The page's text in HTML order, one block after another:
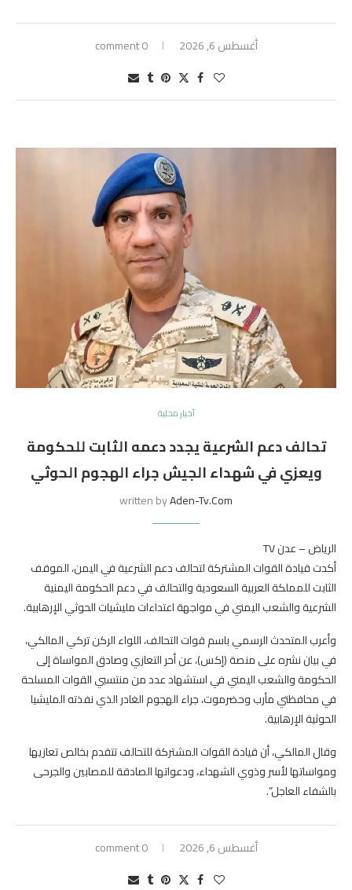
أغسطس 6, 2026 0 comment
أخبار محلية
تحالف دعم الشرعية يجدد دعمه الثابت للحكومة
ويعزي في شهداء الجيش جراء الهجوم الحوثي
written byAden-Tv.com
الرياض – عدن TV
أكدت قيادة القوات المشتركة لتحالف دعم الشرعية في اليمن، الموقف
الثابت للمملكة العربية السعودية والتحالف في دعم الحكومة اليمنية
الشرعية والشعب اليمني في مواجهة اعتداءات مليشيات الحوثي الإرهابية.
وأعرب المتحدث الرسمي باسم قوات التحالف، اللواء الركن تركي المالكي،
في بيان نشره على منصة (إكس)، عن أحر التعازي وصادق المواساة إلى
الحكومة والشعب اليمني في استشهاد عدد من منتسبي القوات المسلحة
في محافظتي مأرب وحضرموت، جراء الهجوم الغادر الذي نفذته المليشيا
الحوثية الإرهابية.
وقال المالكي، أن قيادة القوات المشتركة للتحالف تتقدم بخالص تعازيها
ومواساتها لأسر وذوي الشهداء، ودعواتها الصادقة للمصابين والجرحى
بالشفاء العاجل”.
أغسطس 6, 2026 0 comment